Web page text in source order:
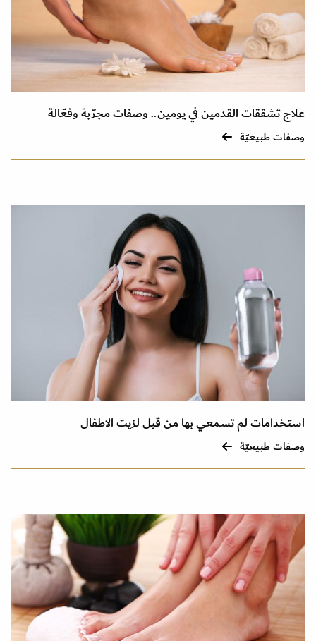
علاج تشققات القدمين في يومين.. وصفات مجرّبة وفعّالة
وصفات طبيعيّة
استخدامات لم تسمعي بها من قبل لزيت الاطفال
وصفات طبيعيّة